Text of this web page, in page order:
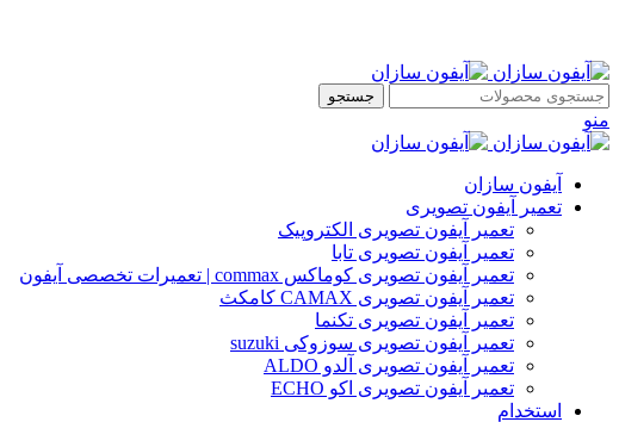
جستجو
منو
آیفون سازان
تعمیر آیفون تصویری
تعمیر آیفون تصویری الکتروپیک
تعمیر آیفون تصویری تابا
تعمیر آیفون تصویری کوماکس commax | تعمیرات تخصصی آیفون
تعمیر آیفون تصویری CAMAX کامکث
تعمیر آیفون تصویری تکنما
تعمیر آیفون تصویری سوزوکی suzuki
تعمیر آیفون تصویری آلدو ALDO
تعمیر آیفون تصویری اکو ECHO
استخدام